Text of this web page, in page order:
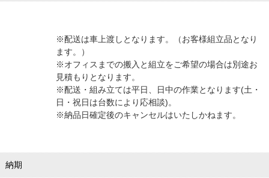
※配送は車上渡しとなります。（お客様組立品となり
ます。）
※オフィスまでの搬入と組立をご希望の場合は別途お
見積もりとなります。
※配送・組み立ては平日、日中の作業となります(土・
日・祝日は台数により応相談)。
※納品日確定後のキャンセルはいたしかねます。
納期